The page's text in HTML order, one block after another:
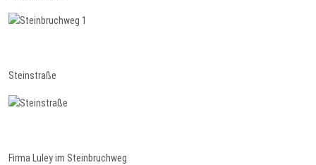
Steinstraße
Firma Luley im Steinbruchweg